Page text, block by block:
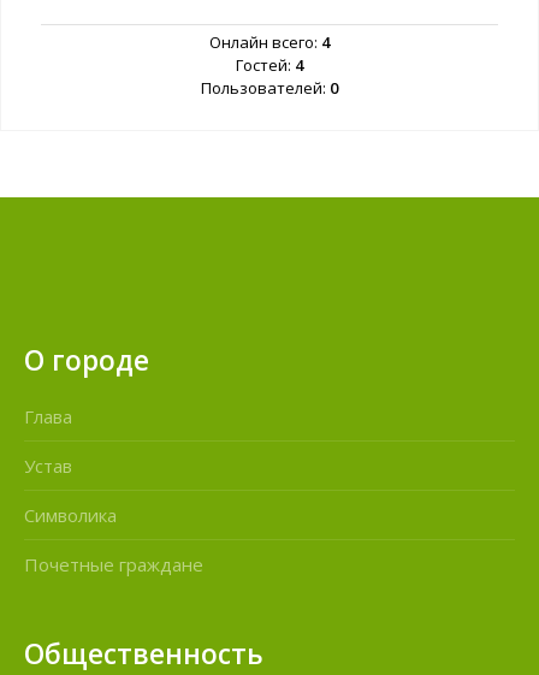
Онлайн всего: 4
Гостей: 4
Пользователей: 0
О городе
Глава
Устав
Символика
Почетные граждане
Общественность